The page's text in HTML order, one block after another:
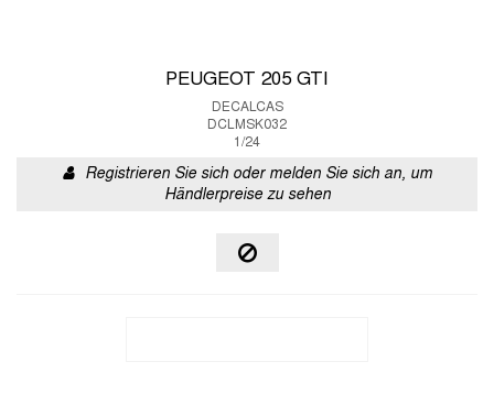
PEUGEOT 205 GTI
DECALCAS
DCLMSK032
1/24
Registrieren Sie sich oder melden Sie sich an, um
Händlerpreise zu sehen